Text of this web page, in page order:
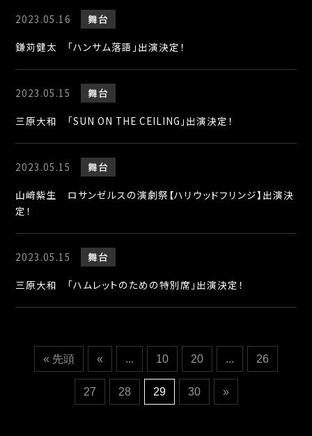
2023.05.16
舞台
鎌苅健太 「ハンサム落語」出演決定！
2023.05.15
舞台
三原大和 「SUN ON THE CEILING」出演決定！
2023.05.15
舞台
山﨑紫生 ロサンゼルスの演劇祭【ハリウッドフリンジ】出演決
定！
2023.05.15
舞台
三原大和 「ハムレットのための特別席」出演決定！
« 先頭 « ... 10 20 ... 26
27 28 29 30 »